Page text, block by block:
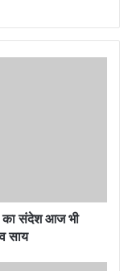
का संदेश आज भी
साय